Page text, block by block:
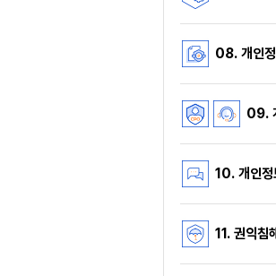
08. 개인정
09.
10. 개인정
11. 권익침